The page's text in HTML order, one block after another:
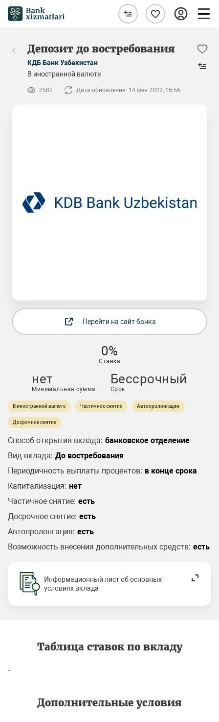
Депозит до востребования
КДБ Банк Узбекистан
В иностранной валюте
2582 Дата обновления: 14 фев 2022, 16:56
Перейти на сайт банка
0%
Ставка
нет
Минимальная сумма
Бессрочный
Срок
В иностранной валюте Частичное снятие Автопролонгация
Досрочное снятие
Способ открытия вклада: банковское отделение
Вид вклада: До востребования
Периодичность выплаты процентов: в конце срока
Капитализация: нет
Частичное снятие: есть
Досрочное снятие: есть
Автопролонгация: есть
Возможность внесения дополнительных средств: есть
Информационный лист об основных
условиях вклада
Таблица ставок по вкладу
-
Дополнительные условия